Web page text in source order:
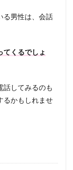
る男性は、会話
てくるでしょ
話してみるのも
るかもしれませ